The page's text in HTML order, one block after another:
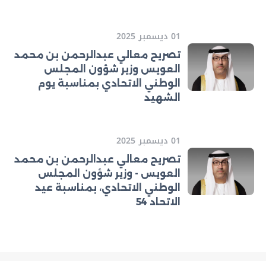
01 ديسمبر 2025
تصريح معالي عبدالرحمن بن محمد
العويس وزير شؤون المجلس
الوطني الاتحادي بمناسبة يوم
الشهيد
01 ديسمبر 2025
تصريح معالي عبدالرحمن بن محمد
العويس - وزير شؤون المجلس
الوطني الاتحادي، بمناسبة عيد
الاتحاد 54